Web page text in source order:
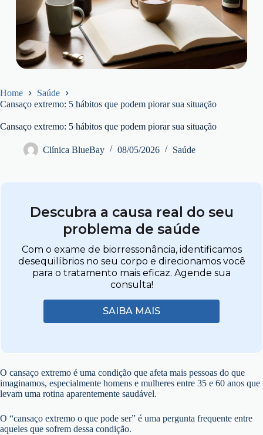
Home
Saúde
Cansaço extremo: 5 hábitos que podem piorar sua situação
Cansaço extremo: 5 hábitos que podem piorar sua situação
Clínica BlueBay 08/05/2026 Saúde
Descubra a causa real do seu
problema de saúde
Com o exame de biorressonância, identificamos
desequilíbrios no seu corpo e direcionamos você
para o tratamento mais eficaz. Agende sua
consulta!
SAIBA MAIS
O cansaço extremo é uma condição que afeta mais pessoas do que
imaginamos, especialmente homens e mulheres entre 35 e 60 anos que
levam uma rotina aparentemente saudável.
O “cansaço extremo o que pode ser” é uma pergunta frequente entre
aqueles que sofrem dessa condição.